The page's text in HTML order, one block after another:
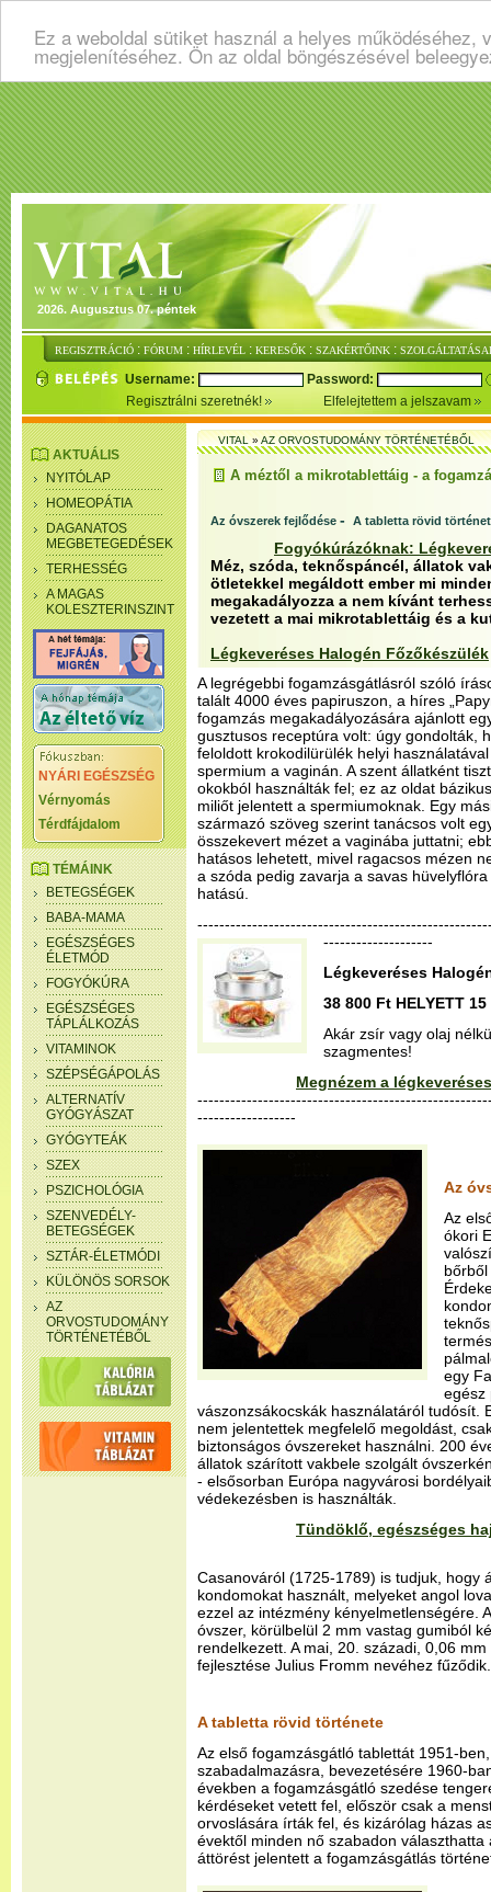
Ez a weboldal sütiket használ a helyes
megjelenítéséhez. Ön az oldal böngészésével
2026. Augusztus 07. péntek
REGISZTRÁCIÓ : FÓRUM : HÍRLEVÉL : KERESŐK : SZAKÉRTŐINK :
Username:
Password:
Regisztrálni szeretnék!
Elfelejtettem a jelszavam
AKTUÁLIS
NYITÓLAP
HOMEOPÁTIA
DAGANATOS
MEGBETEGEDÉSEK
TERHESSÉG
A MAGAS
KOLESZTERINSZINT
NYÁRI EGÉSZSÉG
Vérnyomás
Térdfájdalom
TÉMÁINK
BETEGSÉGEK
BABA-MAMA
EGÉSZSÉGES
ÉLETMÓD
FOGYÓKÚRA
EGÉSZSÉGES
TÁPLÁLKOZÁS
VITAMINOK
SZÉPSÉGÁPOLÁS
ALTERNATÍV
GYÓGYÁSZAT
GYÓGYTEÁK
SZEX
PSZICHOLÓGIA
SZENVEDÉLY-
BETEGSÉGEK
SZTÁR-ÉLETMÓDI
KÜLÖNÖS SORSOK
AZ
ORVOSTUDOMÁNY
TÖRTÉNETÉBŐL
VITAL»AZ ORVOSTUDOMÁNY TÖRTÉNETÉBŐL
A méztől a mikrotablettáig - a
Az óvszerek fejlődése - A tabletta rövid
Fogyókúrázóknak:
Méz, szóda, teknőspáncél, állatok
ötletekkel megáldott ember mi
megakadályozza a nem kívánt
vezetett a mai mikrotablettáig és a
Légkeveréses Halogén Főzőkészülék
A legrégebbi fogamzásgátlásról szóló
talált 4000 éves papiruszon, a híres
fogamzás megakadályozására ajánlott
gusztusos receptúra volt: úgy gondolták,
feloldott krokodilürülék helyi
spermium a vaginán. A szent állatként
okokból használták fel; ez az oldat
miliőt jelentett a spermiumoknak. Egy
származó szöveg szerint tanácsos volt
összekevert mézet a vaginába juttatni;
hatásos lehetett, mivel ragacsos mézen
a szóda pedig zavarja a savas
hatású.
--------------------
Légkeveréses
38 800 Ft HELYETT
Akár zsír vagy olaj
szagmentes!
Megnézem a
------------------
Az
Az
ókori
egy
egész
vászonzsákocskák használatáról tudósít.
nem jelentettek megfelelő megoldást,
biztonságos óvszereket használni. 200
állatok szárított vakbele szolgált
- elsősorban Európa nagyvárosi
védekezésben is használták.
Tündöklő, egészséges
Casanováról (1725-1789) is tudjuk, hogy
kondomokat használt, melyeket angol
ezzel az intézmény kényelmetlenségére.
óvszer, körülbelül 2 mm vastag gumiból
rendelkezett. A mai, 20. századi, 0,06
fejlesztése Julius Fromm nevéhez fűződik.
A tabletta rövid története
Az első fogamzásgátló tablettát 1951-
szabadalmazásra, bevezetésére 1960-
években a fogamzásgátló szedése
kérdéseket vetett fel, először csak a
orvoslására írták fel, és kizárólag házas
évektől minden nő szabadon
áttörést jelentett a fogamzásgátlás